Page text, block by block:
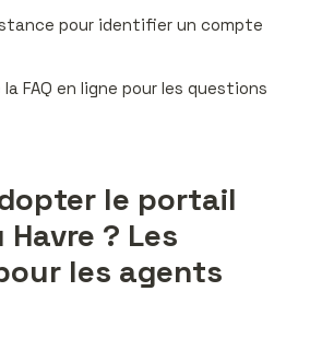
pour identifier un compte
FAQ en ligne pour les questions
le portail
? Les
les agents